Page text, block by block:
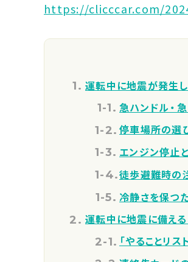
https://clicccar.com/
運転中に地震が発生
急ハンドル・
停車場所の選
エンジン停止
徒歩避難時の
冷静さを保つ
運転中に地震に備え
「やることリ